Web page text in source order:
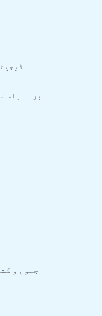
براہ
جموں و